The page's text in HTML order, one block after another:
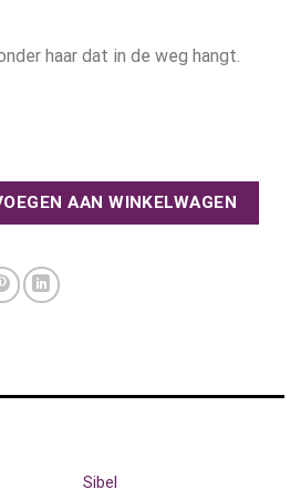
haar dat in de weg hangt.
Groot zwart 12stk aantal
AAN WINKELWAGEN
Sibel